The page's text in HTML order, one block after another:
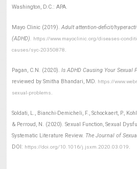
Washington, D.C.: APA.
Mayo Clinic (2019).Adult attention-deficit/
(ADHD). https://www.mayoclinic.org/diseases-
causes/syc-20350878.
Pagan, C.N. (2020).Is ADHD Causing Your Sexual
reviewed by Smitha Bhandari, MD. https://
sexual-problems.
Soldati, L., Bianchi-Demicheli, F., Schockaert, P.,
& Perroud, N. (2020). Sexual Function, Sexual
Systematic Literature Review. The Journal of
DOI: https://doi.org/10.1016/j.jsxm.2020.03.019.